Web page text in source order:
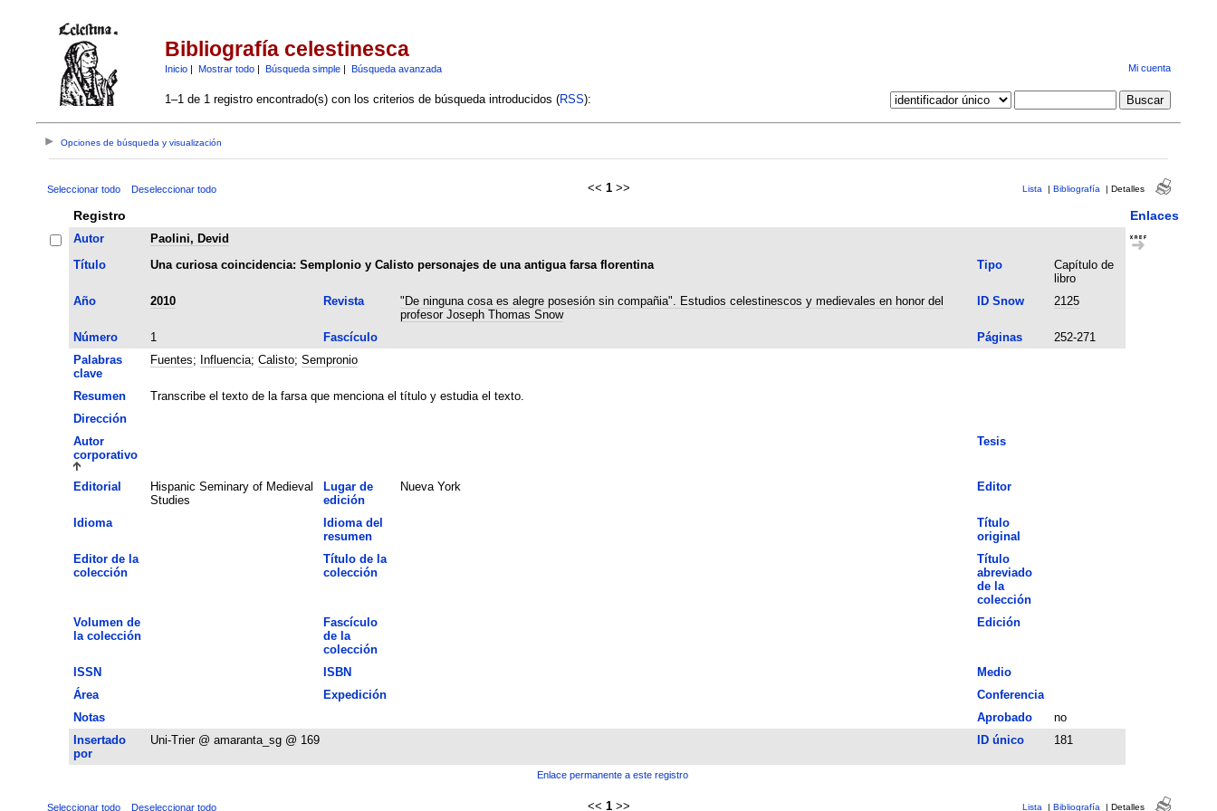
Bibliografía celestinesca
Inicio| Mostrar todo| Búsqueda simple| Búsqueda avanzada Mi cuenta
1–1 de 1 registro encontrado(s) con los criterios de búsqueda introducidos (RSS):
Opciones de búsqueda y visualización
Seleccionar todo Deseleccionar todo << 1 >> Lista | Bibliografía | Detalles
Registro Enlaces
Autor
Paolini, Devid
Título
Una curiosa coincidencia: Semplonio y Calisto personajes de una antigua farsa florentina Tipo
Capítulo de
libro
Año
2010 Revista
"De ninguna cosa es alegre posesión sin compañia". Estudios celestinescos y medievales en honor del
profesor Joseph Thomas Snow
ID Snow 2125
Número 1 Fascículo Páginas
252-271
Palabras
clave
Fuentes; Influencia; Calisto; Sempronio
Resumen
Transcribe el texto de la farsa que menciona el título y estudia el texto.
Dirección
Autor
corporativo
Tesis
Editorial
Hispanic Seminary of Medieval
Studies
Lugar de
edición
Nueva York Editor
Idioma
Idioma del
resumen
Título
original
Editor de la
colección
Título de la
colección
Título
abreviado
de la
colección
Volumen de
la colección
Fascículo
de la
colección
Edición
ISSN ISBN
Medio
Área
Expedición
Conferencia
Notas
Aprobado
no
Insertado
por
Uni-Trier @ amaranta_sg @ 169 ID único 181
Enlace permanente a este registro
Seleccionar todo Deseleccionar todo << 1 >> Lista | Bibliografía | Detalles